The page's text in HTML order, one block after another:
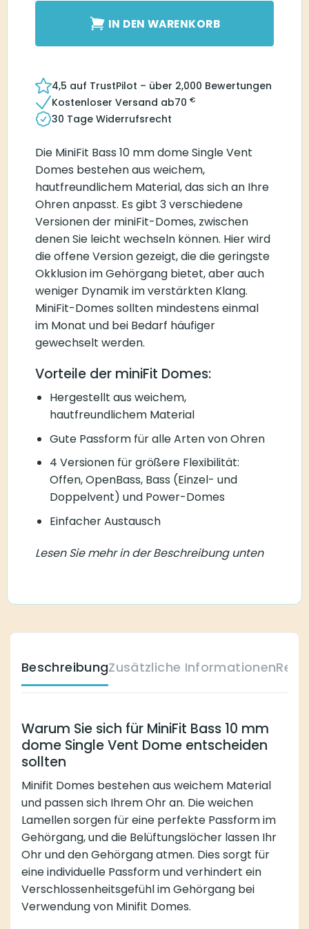
IN DEN WARENKORB
4,5 auf TrustPilot – über 2,000 Bewertungen
Kostenloser Versand ab70 €
30 Tage Widerrufsrecht
Die MiniFit Bass 10 mm dome Single Vent
Domes bestehen aus weichem,
hautfreundlichem Material, das sich an Ihre
Ohren anpasst. Es gibt 3 verschiedene
Versionen der miniFit-Domes, zwischen
denen Sie leicht wechseln können. Hier wird
die offene Version gezeigt, die die geringste
Okklusion im Gehörgang bietet, aber auch
weniger Dynamik im verstärkten Klang.
MiniFit-Domes sollten mindestens einmal
im Monat und bei Bedarf häufiger
gewechselt werden.
Vorteile der miniFit Domes:
Hergestellt aus weichem,
hautfreundlichem Material
Gute Passform für alle Arten von Ohren
4 Versionen für größere Flexibilität:
Offen, OpenBass, Bass (Einzel- und
Doppelvent) und Power-Domes
Einfacher Austausch
Lesen Sie mehr in der Beschreibung unten
BeschreibungZusätzliche Informationen
Warum Sie sich für MiniFit Bass 10 mm
dome Single Vent Dome entscheiden
sollten
Minifit Domes bestehen aus weichem Material
und passen sich Ihrem Ohr an. Die weichen
Lamellen sorgen für eine perfekte Passform im
Gehörgang, und die Belüftungslöcher lassen Ihr
Ohr und den Gehörgang atmen. Dies sorgt für
eine individuelle Passform und verhindert ein
Verschlossenheitsgefühl im Gehörgang bei
Verwendung von Minifit Domes.